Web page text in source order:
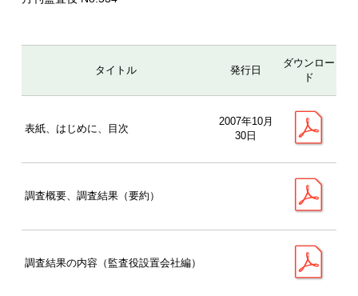
タイトル 発行日
ダウンロー
ド
表紙、はじめに、目次
2007年10月
30日
調査概要、調査結果（要約）
調査結果の内容（監査役設置会社編）